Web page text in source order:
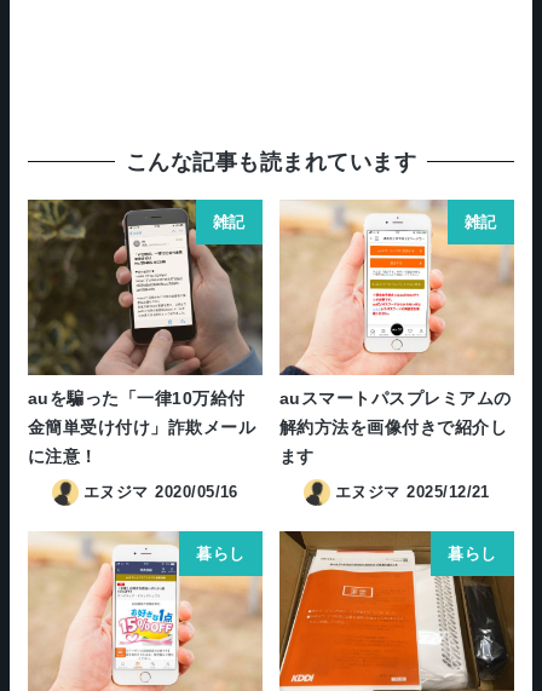
こんな記事も読まれています
雑記
auを騙った「一律10万給付
金簡単受け付け」詐欺メール
に注意！
エヌジマ 2020/05/16
雑記
auスマートパスプレミアムの
解約方法を画像付きで紹介し
ます
エヌジマ 2025/12/21
暮らし 暮らし